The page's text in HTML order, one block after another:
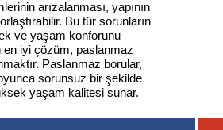
arızalanması, yapının
Bu tür sorunların
ve yaşam konforunu
en iyi çözüm, paslanmaz
Paslanmaz borular,
sorunsuz bir şekilde
yaşam kalitesi sunar.